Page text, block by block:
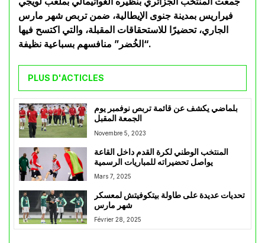
فيراريس بمدينة جنوى الإيطالية، ضمن تربص شهر مارس
الجاري، تحضيرًا للاستحقاقات المقبلة، والتي اكتسح فيها
“الخُضر” منافسهم بسباعية نظيفة.
PLUS D'ACTICLES
بلماضي يكشف عن قائمة تربص نوفمبر يوم
Novembre 5, 2023
المنتخب الوطني لكرة القدم داخل القاعة
يواصل تحضيراته للمباريات الرسمية
Mars 7, 2025
تحديات عديدة على طاولة بيتكوفيتش لمعسكر
شهر مارس
Février 28, 2025